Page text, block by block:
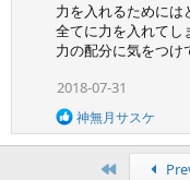
力を入れるために
全てに力を入れてし
力の配分に気をつけ
2018-07-31
R
e
a
神無月サスケ